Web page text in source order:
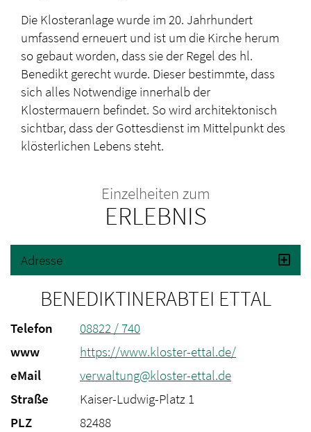
Die Klosteranlage wurde im 20. Jahrhundert
umfassend erneuert und ist um die Kirche herum
so gebaut worden, dass sie der Regel des hl.
Benedikt gerecht wurde. Dieser bestimmte, dass
sich alles Notwendige innerhalb der
Klostermauern befindet. So wird architektonisch
sichtbar, dass der Gottesdienst im Mittelpunkt des
klösterlichen Lebens steht.
Einzelheiten zum
ERLEBNIS
Adresse
BENEDIKTINERABTEI ETTAL
Telefon
08822 / 740
www
https://www.kloster-ettal.de/
eMail
verwaltung@kloster-ettal.de
Straße
Kaiser-Ludwig-Platz 1
PLZ
82488